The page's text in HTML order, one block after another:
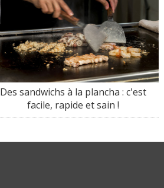
Des sandwichs à la plancha : c'est
facile, rapide et sain !